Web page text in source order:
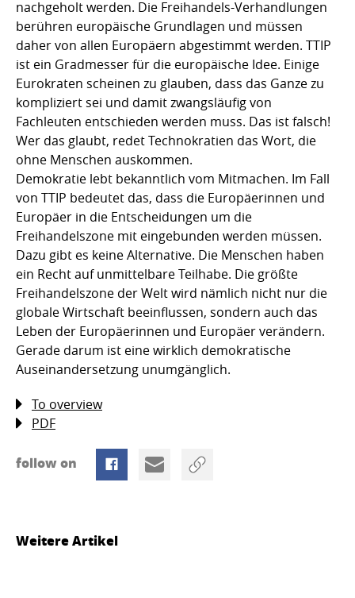
nachgeholt werden. Die Freihandels-Verhandlungen
berühren europäische Grundlagen und müssen
daher von allen Europäern abgestimmt werden. TTIP
ist ein Gradmesser für die europäische Idee. Einige
Eurokraten scheinen zu glauben, dass das Ganze zu
kompliziert sei und damit zwangsläufig von
Fachleuten entschieden werden muss. Das ist falsch!
Wer das glaubt, redet Technokratien das Wort, die
ohne Menschen auskommen.
Demokratie lebt bekanntlich vom Mitmachen. Im Fall
von TTIP bedeutet das, dass die Europäerinnen und
Europäer in die Entscheidungen um die
Freihandelszone mit eingebunden werden müssen.
Dazu gibt es keine Alternative. Die Menschen haben
ein Recht auf unmittelbare Teilhabe. Die größte
Freihandelszone der Welt wird nämlich nicht nur die
globale Wirtschaft beeinflussen, sondern auch das
Leben der Europäerinnen und Europäer verändern.
Gerade darum ist eine wirklich demokratische
Auseinandersetzung unumgänglich.
To overview
PDF
follow on
Weitere Artikel